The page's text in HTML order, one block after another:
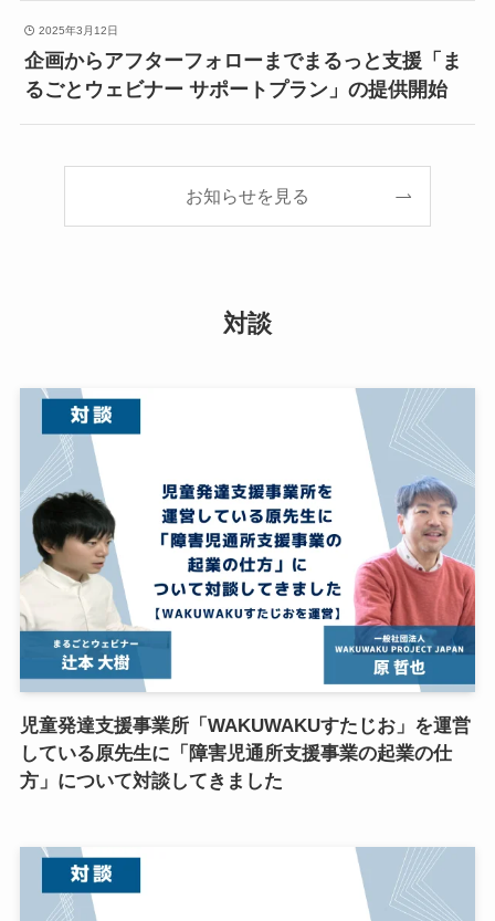
2025年3月12日
企画からアフターフォローまでまるっと支援「ま
るごとウェビナー サポートプラン」の提供開始
お知らせを見る
対談
児童発達支援事業所「WAKUWAKUすたじお」を運営
している原先生に「障害児通所支援事業の起業の仕
方」について対談してきました